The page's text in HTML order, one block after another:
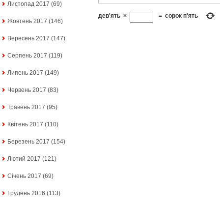
Листопад 2017 (69)
Жовтень 2017 (146)
Вересень 2017 (147)
Серпень 2017 (119)
Липень 2017 (149)
Червень 2017 (83)
Травень 2017 (95)
Квітень 2017 (110)
Березень 2017 (154)
Лютий 2017 (121)
Січень 2017 (69)
Грудень 2016 (113)
дев'ять × = сорок п'ять